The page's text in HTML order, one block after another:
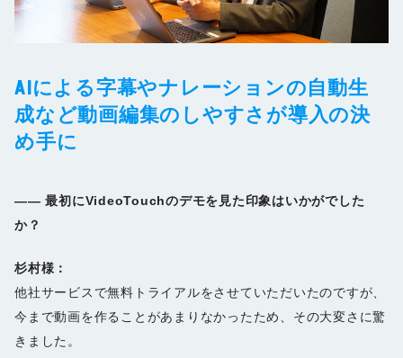
AIによる字幕やナレーションの自動生
成など動画編集のしやすさが導入の決
め手に
―― 最初にVideoTouchのデモを見た印象はいかがでした
か？
杉村様：
他社サービスで無料トライアルをさせていただいたのですが、
今まで動画を作ることがあまりなかったため、その大変さに驚
きました。